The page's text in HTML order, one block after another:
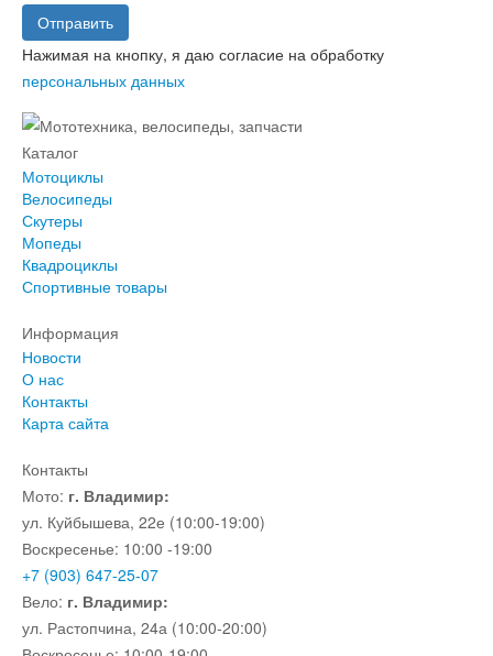
Отправить
Нажимая на кнопку, я даю согласие на обработку
персональных данных
Каталог
Мотоциклы
Велосипеды
Скутеры
Мопеды
Квадроциклы
Спортивные товары
Информация
Новости
О нас
Контакты
Карта сайта
Контакты
Мото: г. Владимир:
ул. Куйбышева, 22е (10:00-19:00)
Воскресенье: 10:00 -19:00
+7 (903) 647-25-07
Вело: г. Владимир:
ул. Растопчина, 24а (10:00-20:00)